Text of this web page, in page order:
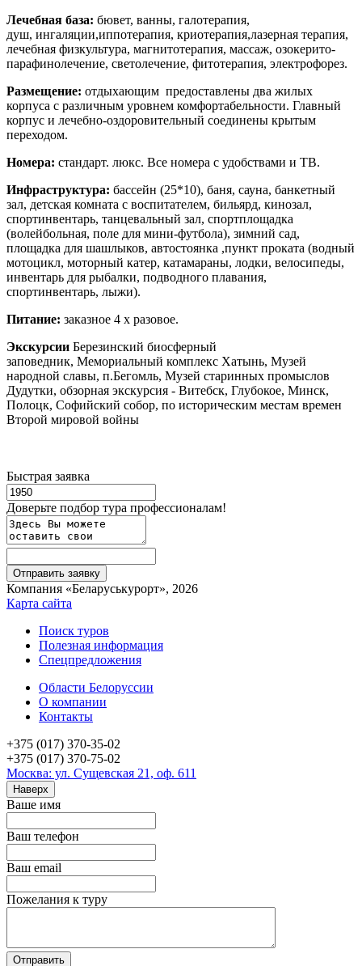
Лечебная база: бювет, ванны, галотерапия,
душ, ингаляции,иппотерапия, криотерапия,лазерная терапия,
лечебная физкультура, магнитотерапия, массаж, озокерито-
парафинолечение, светолечение, фитотерапия, электрофорез.
Размещение: отдыхающим предоставлены два жилых
корпуса с различным уровнем комфортабельности. Главный
корпус и лечебно-оздоровительный соединены крытым
переходом.
Номера: стандарт. люкс. Все номера с удобствами и ТВ.
Инфраструктура: бассейн (25*10), баня, сауна, банкетный
зал, детская комната с воспитателем, бильярд, кинозал,
спортинвентарь, танцевальный зал, спортплощадка
(волейбольная, поле для мини-футбола), зимний сад,
площадка для шашлыков, автостоянка ,пункт проката (водный
мотоцикл, моторный катер, катамараны, лодки, велосипеды,
инвентарь для рыбалки, подводного плавания,
спортинвентарь, лыжи).
Питание: заказное 4 х разовое.
Экскурсии Березинский биосферный
заповедник, Мемориальный комплекс Хатынь, Музей
народной славы, п.Бегомль, Музей старинных промыслов
Дудутки, обзорная экскурсия - Витебск, Глубокое, Минск,
Полоцк, Софийский собор, по историческим местам времен
Второй мировой войны
Быстрая заявка
Доверьте подбор тура профессионалам!
Компания «Беларуськурорт», 2026
Карта сайта
Поиск туров
Полезная информация
Спецпредложения
Области Белоруссии
О компании
Контакты
+375 (017) 370-35-02
+375 (017) 370-75-02
Москва: ул. Сущевская 21, оф. 611
Наверх
Ваше имя
Ваш телефон
Ваш email
Пожелания к туру